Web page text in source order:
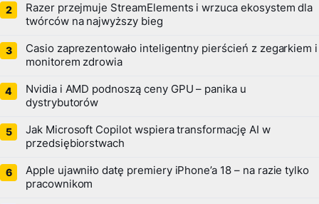
Razer przejmuje StreamElements i wrzuca ekosystem dla
twórców na najwyższy bieg
Casio zaprezentowało inteligentny pierścień z zegarkiem i
monitorem zdrowia
Nvidia i AMD podnoszą ceny GPU – panika u
dystrybutorów
Jak Microsoft Copilot wspiera transformację AI w
przedsiębiorstwach
Apple ujawniło datę premiery iPhone’a 18 – na razie tylko
pracownikom